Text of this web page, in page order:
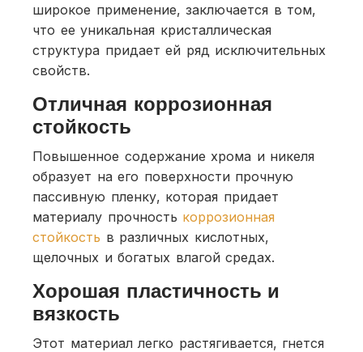
широкое применение, заключается в том,
что ее уникальная кристаллическая
структура придает ей ряд исключительных
свойств.
Отличная коррозионная
стойкость
Повышенное содержание хрома и никеля
образует на его поверхности прочную
пассивную пленку, которая придает
материалу прочность коррозионная
стойкость в различных кислотных,
щелочных и богатых влагой средах.
Хорошая пластичность и
вязкость
Этот материал легко растягивается, гнется